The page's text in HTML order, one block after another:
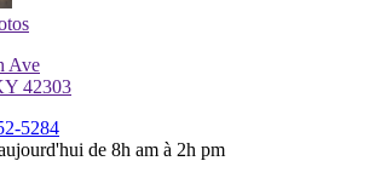
Ave
42303
5284
de 8h am à 2h pm